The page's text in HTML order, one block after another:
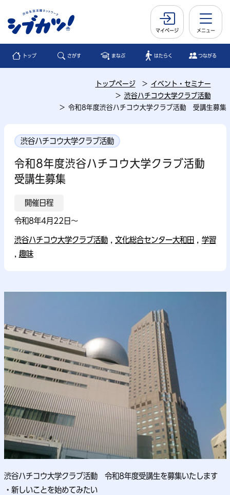
マイページ メニュー
トップ さがす まなぶ はたらく つながる
トップページ
イベント・セミナー
渋谷ハチコウ大学クラブ活動
令和8年度渋谷ハチコウ大学クラブ活動 受講生募集
渋谷ハチコウ大学クラブ活動
令和8年度渋谷ハチコウ大学クラブ活動
受講生募集
開催日程
令和8年4月22日～
渋谷ハチコウ大学クラブ活動,文化総合センター大和田
学習
趣味
渋谷ハチコウ大学クラブ活動 令和8年度受講生を募集いたします
・新しいことを始めてみたい